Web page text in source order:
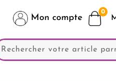
Mon compte
0